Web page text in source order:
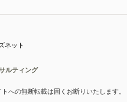
ネット
ルティング
への無断転載は固くお断りいたします。